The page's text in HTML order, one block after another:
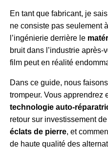
En tant que fabricant, je
ne consiste pas seulement
l’ingénierie derrière le
bruit dans l’industrie
film peut en réalité
Dans ce guide, nous
trompeur. Vous apprendrez
technologie auto-
retour sur investissement de
éclats de pierre, et
de haute qualité des